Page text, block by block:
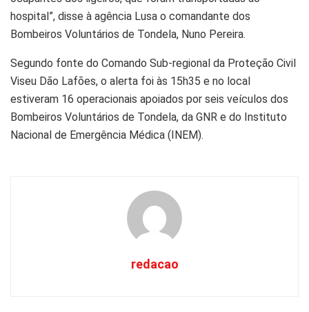
hospital”, disse à agência Lusa o comandante dos
Bombeiros Voluntários de Tondela, Nuno Pereira.
Segundo fonte do Comando Sub-regional da Proteção Civil
Viseu Dão Lafões, o alerta foi às 15h35 e no local
estiveram 16 operacionais apoiados por seis veículos dos
Bombeiros Voluntários de Tondela, da GNR e do Instituto
Nacional de Emergência Médica (INEM).
redacao